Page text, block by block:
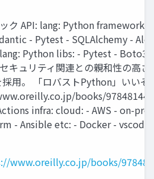
ク API: lang: Python framework:
- Pytest - SQLAlchemy -
Python libs: - Pytest - Boto3
キュリティ関連との親和性の高さ
用。 「ロバストPython」いいぞ!
books/
infra: cloud: - AWS - on-
- Ansible etc: - Docker - vscode
www.oreilly.co.jp/books/